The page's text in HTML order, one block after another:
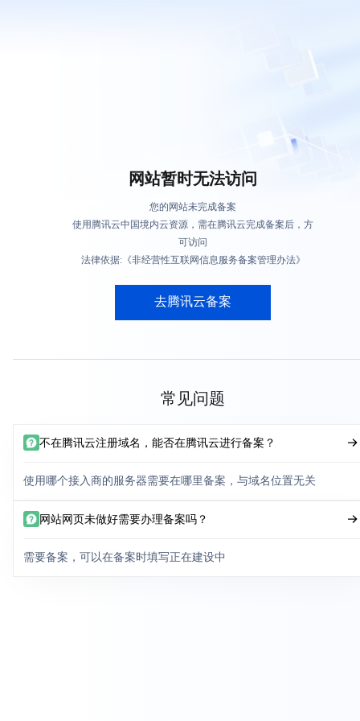
网站暂时无法访问
您的网站未完成备案
使用腾讯云中国境内云资源，需在腾讯云完成备案后，方
可访问
法律依据:《非经营性互联网信息服务备案管理办法》
去腾讯云备案
常见问题
不在腾讯云注册域名，能否在腾讯云进行备案？
使用哪个接入商的服务器需要在哪里备案，与域名位置无关
网站网页未做好需要办理备案吗？
需要备案，可以在备案时填写正在建设中